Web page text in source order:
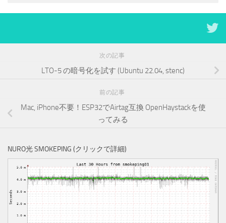
次の記事
LTO-5 の暗号化を試す (Ubuntu 22.04, stenc)
前の記事
Mac, iPhone不要！ESP32でAirtag互換 OpenHaystackを使
ってみる
NURO光 SMOKEPING (クリックで詳細)